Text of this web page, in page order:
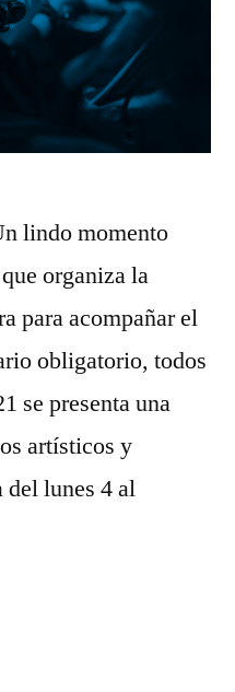
lindo momento
organiza la
para acompañar el
obligatorio, todos
se presenta una
artísticos y
del lunes 4 al